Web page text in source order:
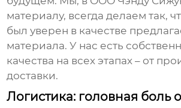
материалу, всегда делаем так,
был уверен в качестве
материала. У нас есть
качества на всех этапах – от
доставки.
Логистика: головная боль